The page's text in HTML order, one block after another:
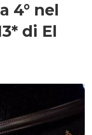
4° nel
di El